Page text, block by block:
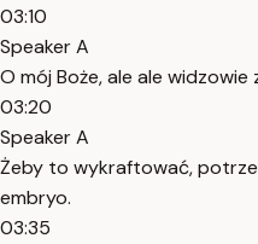
03:10
Speaker A
O mój Boże, ale ale widzowie
03:20
Speaker A
Żeby to wykraftować,
embryo.
03:35